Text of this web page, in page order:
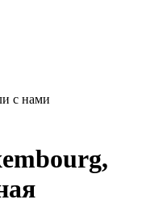
с нами